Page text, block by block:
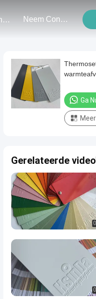
Evenementen Neem Contact Met Ons Op
Ga
Gerelateerde